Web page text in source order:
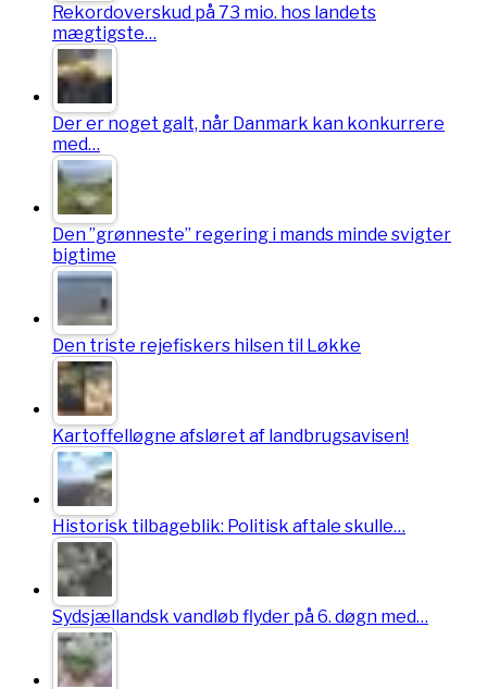
Rekordoverskud på 73 mio. hos landets
mægtigste…
Der er noget galt, når Danmark kan konkurrere
med…
Den ”grønneste” regering i mands minde svigter
bigtime
Den triste rejefiskers hilsen til Løkke
Kartoffelløgne afsløret af landbrugsavisen!
Historisk tilbageblik: Politisk aftale skulle…
Sydsjællandsk vandløb flyder på 6. døgn med…